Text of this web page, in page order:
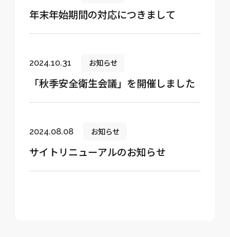
年末年始期間の対応につきまして
2024.10.31 お知らせ
「秋季安全衛生会議」を開催しました
2024.08.08 お知らせ
サイトリニューアルのお知らせ